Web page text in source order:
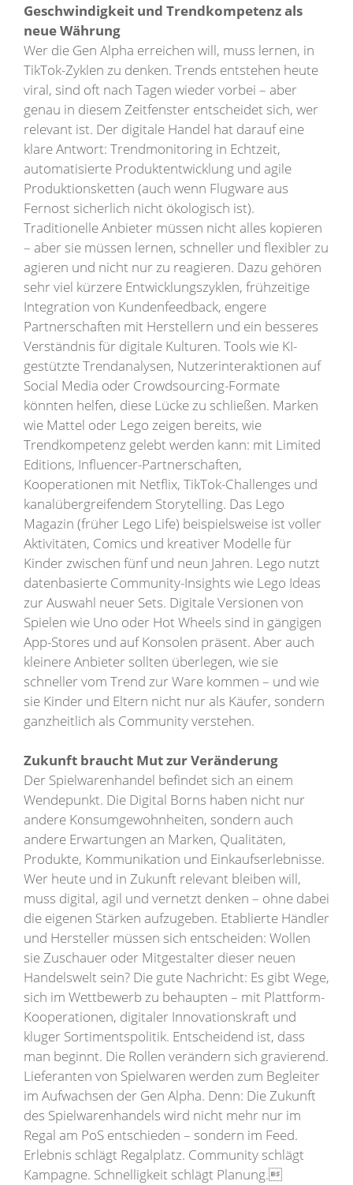
Geschwindigkeit und Trendkompetenz als
neue Währung
Wer die Gen Alpha erreichen will, muss lernen, in
TikTok-Zyklen zu denken. Trends entstehen heute
viral, sind oft nach Tagen wieder vorbei – aber
genau in diesem Zeitfenster entscheidet sich, wer
relevant ist. Der digitale Handel hat darauf eine
klare Antwort: Trendmonitoring in Echtzeit,
automatisierte Produktentwicklung und agile
Produktionsketten (auch wenn Flugware aus
Fernost sicherlich nicht ökologisch ist).
Traditionelle Anbieter müssen nicht alles kopieren
– aber sie müssen lernen, schneller und flexibler zu
agieren und nicht nur zu reagieren. Dazu gehören
sehr viel kürzere Entwicklungszyklen, frühzeitige
Integration von Kundenfeedback, engere
Partnerschaften mit Herstellern und ein besseres
Verständnis für digitale Kulturen. Tools wie KI-
gestützte Trendanalysen, Nutzerinteraktionen auf
Social Media oder Crowdsourcing-Formate
könnten helfen, diese Lücke zu schließen. Marken
wie Mattel oder Lego zeigen bereits, wie
Trendkompetenz gelebt werden kann: mit Limited
Editions, Influencer-Partnerschaften,
Kooperationen mit Netflix, TikTok-Challenges und
kanalübergreifendem Storytelling. Das Lego
Magazin (früher Lego Life) beispielsweise ist voller
Aktivitäten, Comics und kreativer Modelle für
Kinder zwischen fünf und neun Jahren. Lego nutzt
datenbasierte Community-Insights wie Lego Ideas
zur Auswahl neuer Sets. Digitale Versionen von
Spielen wie Uno oder Hot Wheels sind in gängigen
App-Stores und auf Konsolen präsent. Aber auch
kleinere Anbieter sollten überlegen, wie sie
schneller vom Trend zur Ware kommen – und wie
sie Kinder und Eltern nicht nur als Käufer, sondern
ganzheitlich als Community verstehen.
Zukunft braucht Mut zur Veränderung
Der Spielwarenhandel befindet sich an einem
Wendepunkt. Die Digital Borns haben nicht nur
andere Konsumgewohnheiten, sondern auch
andere Erwartungen an Marken, Qualitäten,
Produkte, Kommunikation und Einkaufserlebnisse.
Wer heute und in Zukunft relevant bleiben will,
muss digital, agil und vernetzt denken – ohne dabei
die eigenen Stärken aufzugeben. Etablierte Händler
und Hersteller müssen sich entscheiden: Wollen
sie Zuschauer oder Mitgestalter dieser neuen
Handelswelt sein? Die gute Nachricht: Es gibt Wege,
sich im Wettbewerb zu behaupten – mit Plattform-
Kooperationen, digitaler Innovationskraft und
kluger Sortimentspolitik. Entscheidend ist, dass
man beginnt. Die Rollen verändern sich gravierend.
Lieferanten von Spielwaren werden zum Begleiter
im Aufwachsen der Gen Alpha. Denn: Die Zukunft
des Spielwarenhandels wird nicht mehr nur im
Regal am PoS entschieden – sondern im Feed.
Erlebnis schlägt Regalplatz. Community schlägt
Kampagne. Schnelligkeit schlägt Planung.